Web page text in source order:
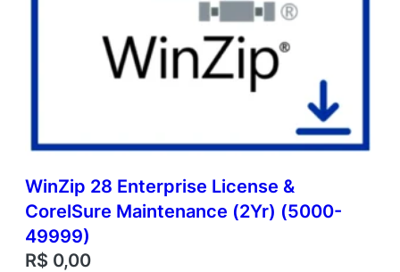
WinZip 28 Enterprise License &
CorelSure Maintenance (2Yr) (5000-
49999)
R$ 0,00